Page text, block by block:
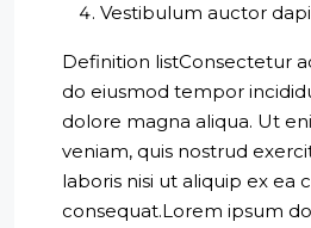
Vestibulum auctor
Definition listConsectetur
do eiusmod tempor
dolore magna aliqua. Ut
veniam, quis nostrud
laboris nisi ut aliquip ex ea
consequat.Lorem ipsum